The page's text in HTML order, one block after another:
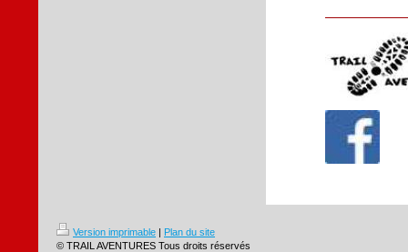
Version imprimable | Plan du site
© TRAIL AVENTURES Tous droits réservés